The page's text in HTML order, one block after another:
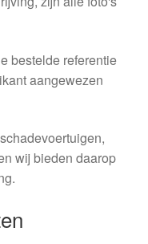
bestelde referentie
aangewezen
wij bieden daarop